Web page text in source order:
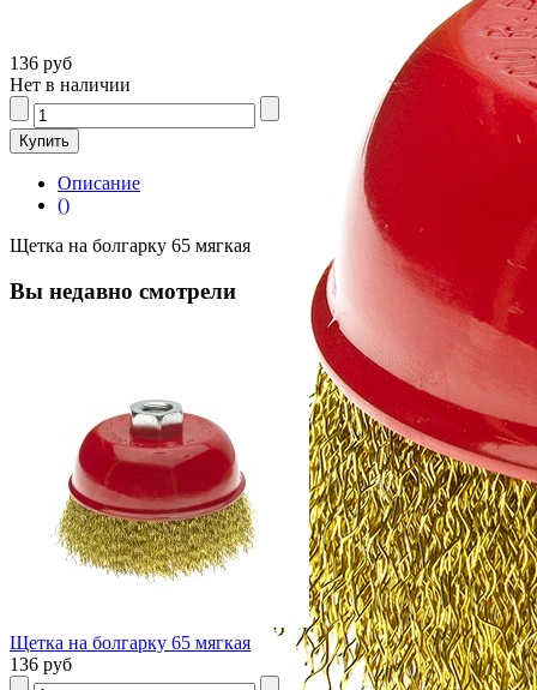
136 руб
Нет в наличии
Описание
()
Щетка на болгарку 65 мягкая
Вы недавно смотрели
Щетка на болгарку 65 мягкая
136 руб